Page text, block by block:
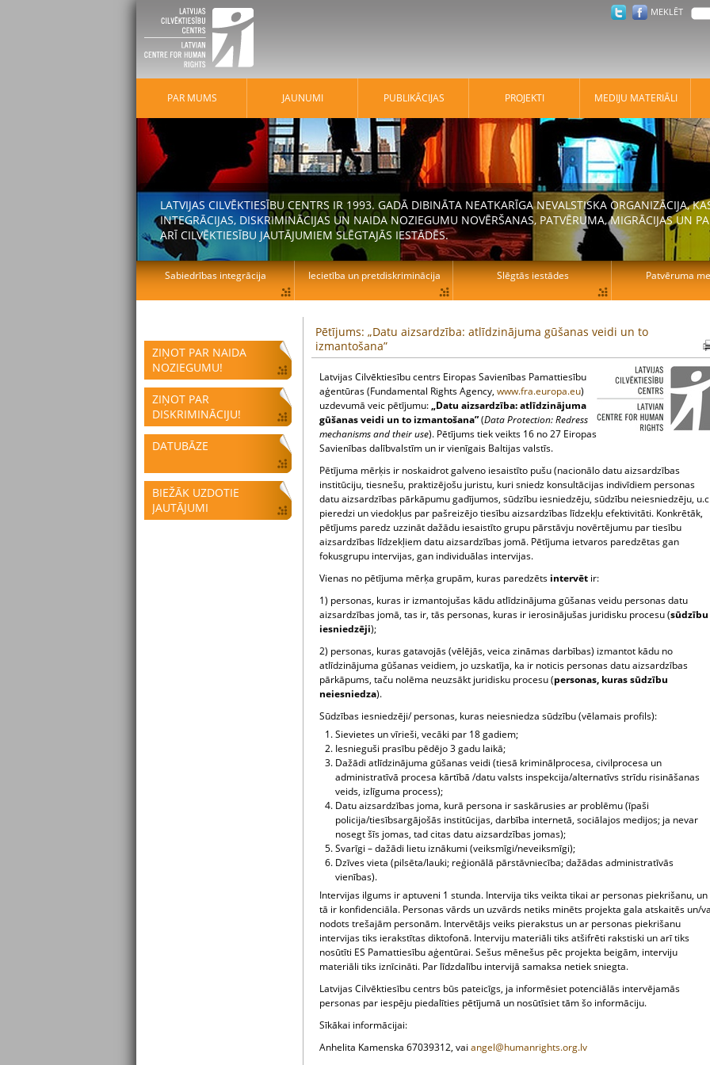
ZIŅOT PAR NAIDA
NOZIEGUMU!
ZIŅOT PAR
DISKRIMINĀCIJU!
DATUBĀZE
BIEŽĀK UZDOTIE
JAUTĀJUMI
Pētījums: „Datu aizsardzība: atlīdzinājuma gūšanas veidi un to
izmantošana”
Latvijas Cilvēktiesību centrs Eiropas Savienības Pamattiesību
aģentūras (Fundamental Rights Agency, www.fra.europa.eu)
uzdevumā veic pētījumu:„Datu aizsardzība: atlīdzinājuma
gūšanas veidi un to izmantošana”(Data Protection: Redress
mechanisms and their use). Pētījums tiek veikts 16 no 27 Eiropas
Savienības dalībvalstīm un ir vienīgais Baltijas valstīs.
Pētījuma mērķis ir noskaidrot galveno iesaistīto pušu (nacionālo datu aizsardzības
institūciju, tiesnešu, praktizējošu juristu, kuri sniedz konsultācijas indivīdiem personas
datu aizsardzības pārkāpumu gadījumos, sūdzību iesniedzēju, sūdzību neiesniedzēju,
pieredzi un viedokļus par pašreizējo tiesību aizsardzības līdzekļu efektivitāti. Konkrētāk,
pētījums paredz uzzināt dažādu iesaistīto grupu pārstāvju novērtējumu par tiesību
aizsardzības līdzekļiem datu aizsardzības jomā. Pētījuma ietvaros paredzētas gan
fokusgrupu intervijas, gan individuālas intervijas.
Vienas no pētījuma mērķa grupām, kuras paredzēts intervēt ir:
1) personas, kuras ir izmantojušas kādu atlīdzinājuma gūšanas veidu personas datu
aizsardzības jomā, tas ir, tās personas, kuras ir ierosinājušas juridisku procesu (sūdzību
iesniedzēji);
2) personas, kuras gatavojās (vēlējās, veica zināmas darbības) izmantot kādu no
atlīdzinājuma gūšanas veidiem, jo uzskatīja, ka ir noticis personas datu aizsardzības
pārkāpums, taču nolēma neuzsākt juridisku procesu (personas, kuras sūdzību
neiesniedza).
Sūdzības iesniedzēji/ personas, kuras neiesniedza sūdzību (vēlamais profils):
Sievietes un vīrieši, vecāki par 18 gadiem;
Iesnieguši prasību pēdējo 3 gadu laikā;
Dažādi atlīdzinājuma gūšanas veidi (tiesā kriminālprocesa, civilprocesa un
administratīvā procesa kārtībā /datu valsts inspekcija/alternatīvs strīdu risināšanas
veids, izlīguma process);
Datu aizsardzības joma, kurā persona ir saskārusies ar problēmu (īpaši
policija/tiesībsargājošās institūcijas, darbība internetā, sociālajos medijos; ja nevar
nosegt šīs jomas, tad citas datu aizsardzības jomas);
Svarīgi – dažādi lietu iznākumi (veiksmīgi/neveiksmīgi);
Dzīves vieta (pilsēta/lauki; reģionālā pārstāvniecība; dažādas administratīvās
vienības).
Intervijas ilgums ir aptuveni 1 stunda. Intervija tiks veikta tikai ar personas piekrišanu, un
tā ir konfidenciāla. Personas vārds un uzvārds netiks minēts projekta gala atskaitēs un/
nodots trešajām personām. Intervētājs veiks pierakstus un ar personas piekrišanu
intervijas tiks ierakstītas diktofonā. Interviju materiāli tiks atšifrēti rakstiski un arī tiks
nosūtīti ES Pamattiesību aģentūrai. Sešus mēnešus pēc projekta beigām, interviju
materiāli tiks iznīcināti. Par līdzdalību intervijā samaksa netiek sniegta.
Latvijas Cilvēktiesību centrs būs pateicīgs, ja informēsiet potenciālās intervējamās
personas par iespēju piedalīties pētījumā un nosūtīsiet tām šo informāciju.
Sīkākai informācijai:
Anhelita Kamenska 67039312, vai angel@humanrights.org.lv
MEKLĒT
PAR MUMS JAUNUMI PUBLIKĀCIJAS PROJEKTI MEDIJU MATERIĀLI
LATVIJAS CILVĒKTIESĪBU CENTRS IR 1993. GADĀ DIBINĀTA NEATKARĪGA NEVALSTISKA ORGANIZĀCIJA,
INTEGRĀCIJAS, DISKRIMINĀCIJAS UN NAIDA NOZIEGUMU NOVĒRŠANAS, PATVĒRUMA, MIGRĀCIJAS UN
ARĪ CILVĒKTIESĪBU JAUTĀJUMIEM SLĒGTAJĀS IESTĀDĒS.
Sabiedrības integrācija Iecietība un pretdiskriminācija Slēgtās iestādes Patvēruma